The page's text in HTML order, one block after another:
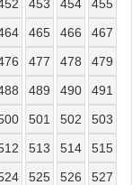
453 454
455
465 466
467
477 478
479
489 490
491
501 502
503
513 514
515
525 526
527